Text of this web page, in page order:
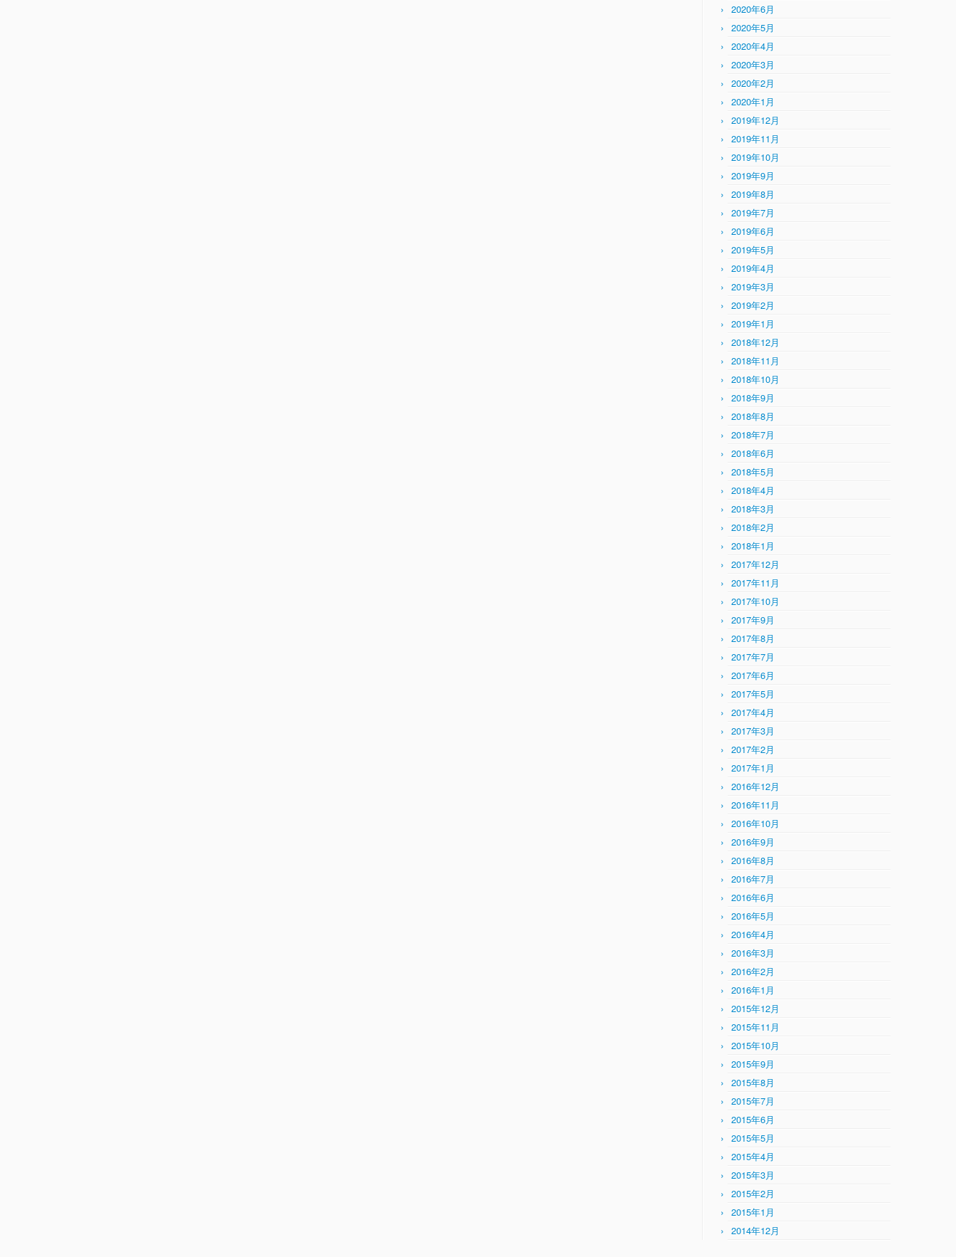
2020年6月
2020年5月
2020年4月
2020年3月
2020年2月
2020年1月
2019年12月
2019年11月
2019年10月
2019年9月
2019年8月
2019年7月
2019年6月
2019年5月
2019年4月
2019年3月
2019年2月
2019年1月
2018年12月
2018年11月
2018年10月
2018年9月
2018年8月
2018年7月
2018年6月
2018年5月
2018年4月
2018年3月
2018年2月
2018年1月
2017年12月
2017年11月
2017年10月
2017年9月
2017年8月
2017年7月
2017年6月
2017年5月
2017年4月
2017年3月
2017年2月
2017年1月
2016年12月
2016年11月
2016年10月
2016年9月
2016年8月
2016年7月
2016年6月
2016年5月
2016年4月
2016年3月
2016年2月
2016年1月
2015年12月
2015年11月
2015年10月
2015年9月
2015年8月
2015年7月
2015年6月
2015年5月
2015年4月
2015年3月
2015年2月
2015年1月
2014年12月